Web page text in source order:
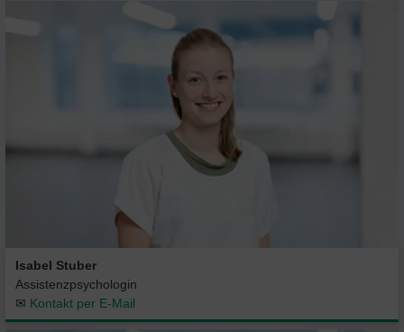
Isabel Stuber
Assistenzpsychologin
✉ Kontakt per E-Mail